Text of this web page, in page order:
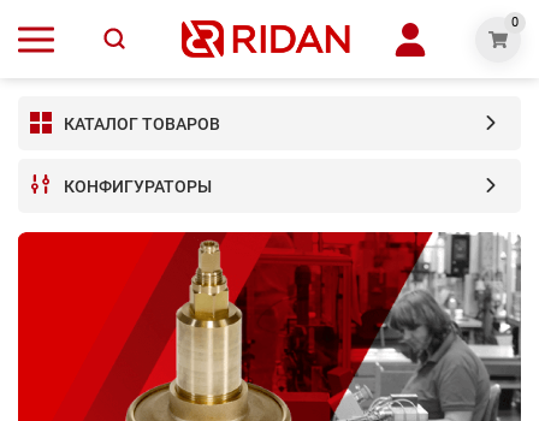
0
КАТАЛОГ ТОВАРОВ
КОНФИГУРАТОРЫ